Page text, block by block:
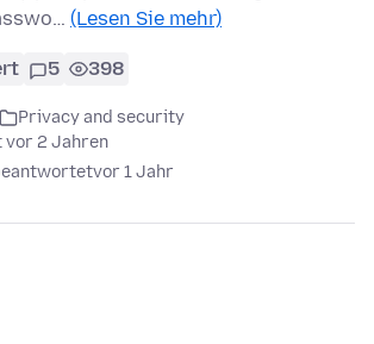
(Lesen Sie mehr)
5 398
Privacy and security
2 Jahren
vor 1 Jahr